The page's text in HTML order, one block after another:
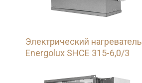
Электрический нагреватель
Energolux SHCE 315-6,0/3